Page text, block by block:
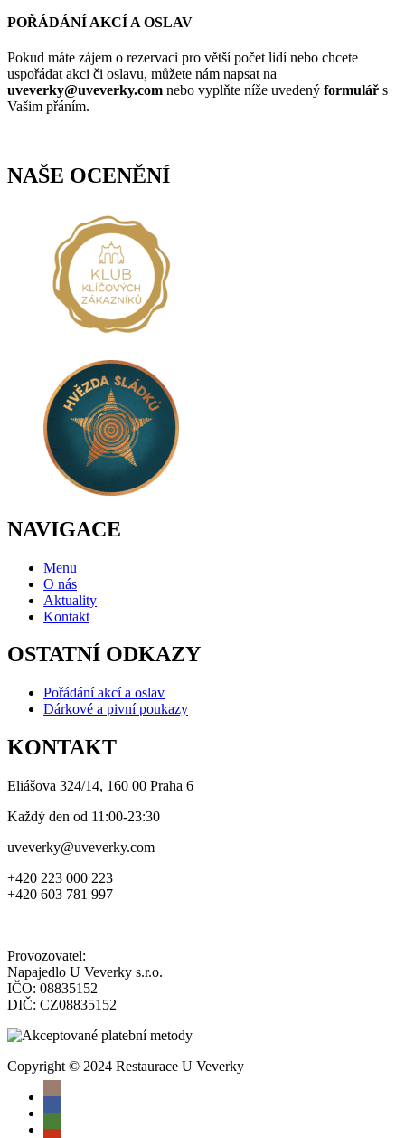
POŘÁDÁNÍ AKCÍ A OSLAV
Pokud máte zájem o rezervaci pro větší počet lidí nebo chcete
uspořádat akci či oslavu, můžete nám napsat na
uveverky@uveverky.com nebo vyplňte níže uvedený formulář s
Vašim přáním.
NAŠE OCENĚNÍ
NAVIGACE
Menu
O nás
Aktuality
Kontakt
OSTATNÍ ODKAZY
Pořádání akcí a oslav
Dárkové a pivní poukazy
KONTAKT
Eliášova 324/14, 160 00 Praha 6
Každý den od 11:00-23:30
uveverky@uveverky.com
+420 223 000 223
+420 603 781 997
Provozovatel:
Napajedlo U Veverky s.r.o.
IČO: 08835152
DIČ: CZ08835152
Copyright © 2024 Restaurace U Veverky